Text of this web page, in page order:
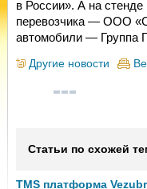
в России». А на
перевозчика — ООО
автомобили —
Другие новости
Статьи по схожей
TMS платформа